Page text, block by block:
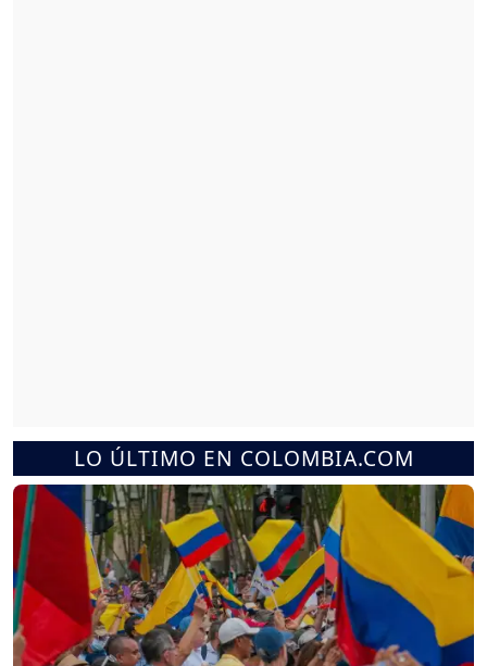
LO ÚLTIMO EN COLOMBIA.COM